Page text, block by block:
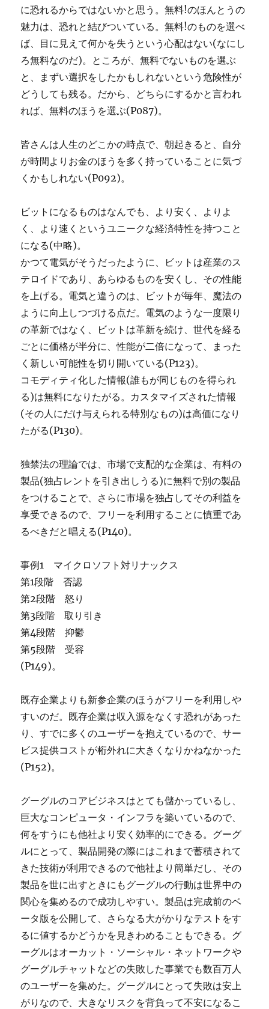
に恐れるからではないかと思う。無料!のほんとうの
魅力は、恐れと結びついている。無料!のものを選べ
ば、目に見えて何かを失うという心配はない(なにし
ろ無料なのだ)。ところが、無料でないものを選ぶ
と、まずい選択をしたかもしれないという危険性が
どうしても残る。だから、どちらにするかと言われ
れば、無料のほうを選ぶ(P087)。
皆さんは人生のどこかの時点で、朝起きると、自分
が時間よりお金のほうを多く持っていることに気づ
くかもしれない(P092)。
ビットになるものはなんでも、より安く、よりよ
く、より速くというユニークな経済特性を持つこと
になる(中略)。
かつて電気がそうだったように、ビットは産業のス
テロイドであり、あらゆるものを安くし、その性能
を上げる。電気と違うのは、ビットが毎年、魔法の
ように向上しつづける点だ。電気のような一度限り
の革新ではなく、ビットは革新を続け、世代を経る
ごとに価格が半分に、性能が二倍になって、まった
く新しい可能性を切り開いている(P123)。
コモディティ化した情報(誰もが同じものを得られ
る)は無料になりたがる。カスタマイズされた情報
(その人にだけ与えられる特別なもの)は高価になり
たがる(P130)。
独禁法の理論では、市場で支配的な企業は、有料の
製品(独占レントを引き出しうる)に無料で別の製品
をつけることで、さらに市場を独占してその利益を
享受できるので、フリーを利用することに慎重であ
るべきだと唱える(P140)。
事例1 マイクロソフト対リナックス
第1段階 否認
第2段階 怒り
第3段階 取り引き
第4段階 抑鬱
第5段階 受容
(P149)。
既存企業よりも新参企業のほうがフリーを利用しや
すいのだ。既存企業は収入源をなくす恐れがあった
り、すでに多くのユーザーを抱えているので、サー
ビス提供コストが桁外れに大きくなりかねなかった
(P152)。
グーグルのコアビジネスはとても儲かっているし、
巨大なコンピュータ・インフラを築いているので、
何をすうにも他社より安く効率的にできる。グーグ
ルにとって、製品開発の際にはこれまで蓄積されて
きた技術が利用できるので他社より簡単だし、その
製品を世に出すときにもグーグルの行動は世界中の
関心を集めるので成功しやすい。製品は完成前のベ
ータ版を公開して、さらなる大がかりなテストをす
るに値するかどうかを見きわめることもできる。グ
ーグルはオーカット・ソーシャル・ネットワークや
グーグルチャットなどの失敗した事業でも数百万人
のユーザーを集めた。グーグルにとって失敗は安上
がりなので、大きなリスクを背負って不安になるこ